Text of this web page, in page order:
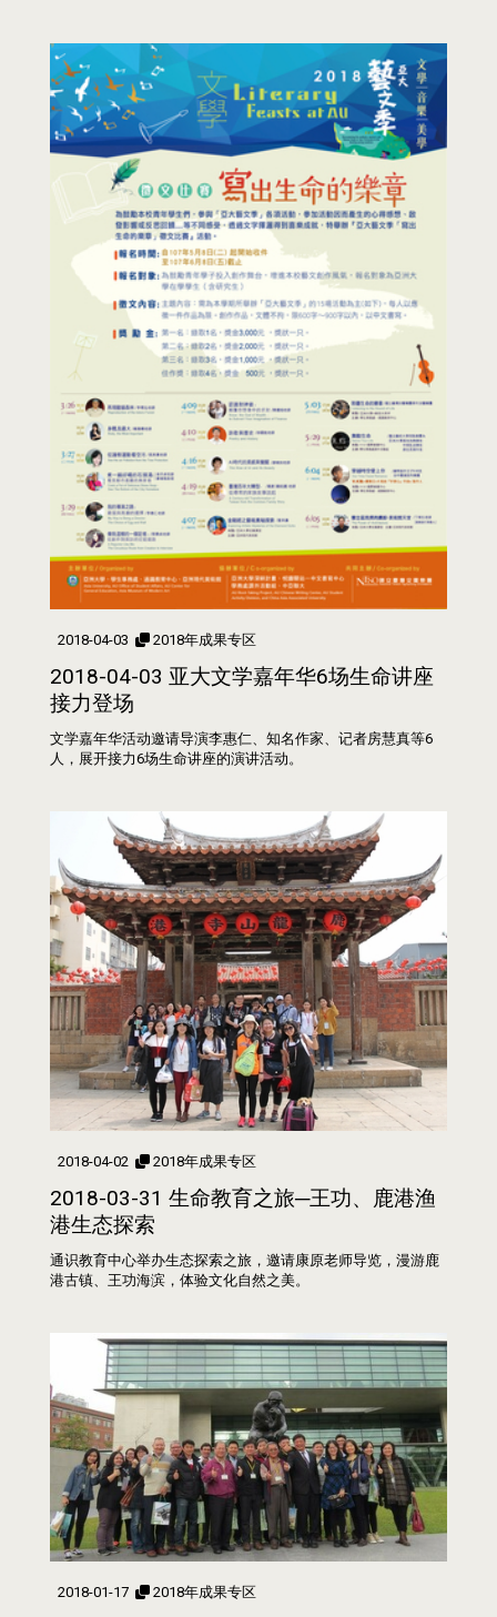
2018-04-03 2018年成果专区
2018-04-03 亚大文学嘉年华6场生命讲座
接力登场
文学嘉年华活动邀请导演李惠仁、知名作家、记者房慧真等6
人，展开接力6场生命讲座的演讲活动。
2018-04-02 2018年成果专区
2018-03-31 生命教育之旅─王功、鹿港渔
港生态探索
通识教育中心举办生态探索之旅，邀请康原老师导览，漫游鹿
港古镇、王功海滨，体验文化自然之美。
2018-01-17 2018年成果专区